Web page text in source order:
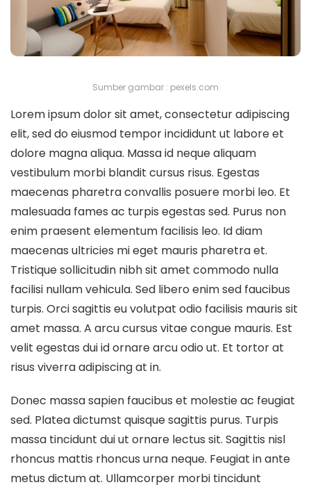
Sumber gambar : pexels.com
Lorem ipsum dolor sit amet, consectetur adipiscing
elit, sed do eiusmod tempor incididunt ut labore et
dolore magna aliqua. Massa id neque aliquam
vestibulum morbi blandit cursus risus. Egestas
maecenas pharetra convallis posuere morbi leo. Et
malesuada fames ac turpis egestas sed. Purus non
enim praesent elementum facilisis leo. Id diam
maecenas ultricies mi eget mauris pharetra et.
Tristique sollicitudin nibh sit amet commodo nulla
facilisi nullam vehicula. Sed libero enim sed faucibus
turpis. Orci sagittis eu volutpat odio facilisis mauris sit
amet massa. A arcu cursus vitae congue mauris. Est
velit egestas dui id ornare arcu odio ut. Et tortor at
risus viverra adipiscing at in.
Donec massa sapien faucibus et molestie ac feugiat
sed. Platea dictumst quisque sagittis purus. Turpis
massa tincidunt dui ut ornare lectus sit. Sagittis nisl
rhoncus mattis rhoncus urna neque. Feugiat in ante
metus dictum at. Ullamcorper morbi tincidunt